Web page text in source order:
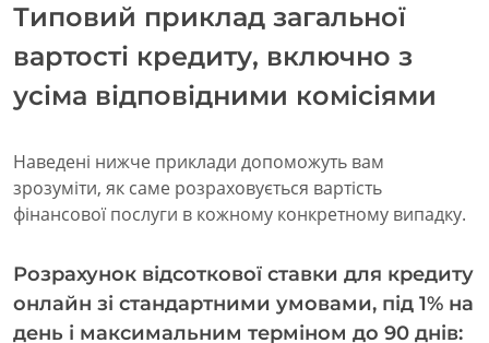
Типовий приклад загальної
вартості кредиту, включно з
усіма відповідними комісіями
Наведені нижче приклади допоможуть вам
зрозуміти, як саме розраховується вартість
фінансової послуги в кожному конкретному випадку.
Розрахунок відсоткової ставки для кредиту
онлайн зі стандартними умовами, під 1% на
день і максимальним терміном до 90 днів: